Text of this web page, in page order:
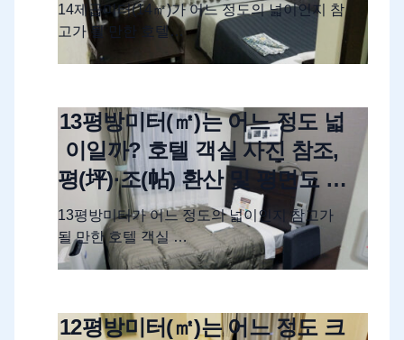
14제곱미터(14㎡)가 어느 정도의 넓이인지 참
고가 될 만한 호텔…
13평방미터(㎡)는 어느 정도 넓
이일까? 호텔 객실 사진 참조,
평(坪)·조(帖) 환산 및 평면도 해
설
13평방미터가 어느 정도의 넓이인지 참고가
될 만한 호텔 객실 …
12평방미터(㎡)는 어느 정도 크